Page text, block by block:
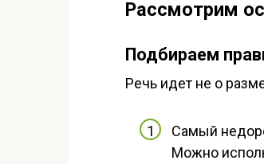
Рассмотрим
Подбираем
Речь идет не о
Самый
Можно